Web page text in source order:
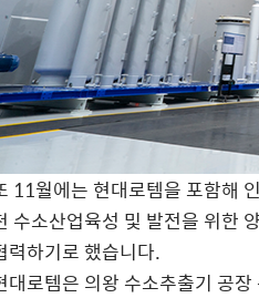
11월에는 현대로템을 포함해
수소산업육성 및 발전을 위한
력하기로 했습니다.
대로템은 의왕 수소추출기 공